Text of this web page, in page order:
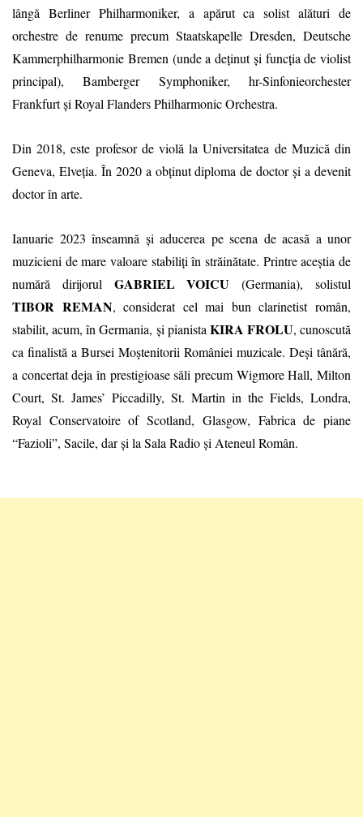
lângă Berliner Philharmoniker, a apărut ca solist alături de
orchestre de renume precum Staatskapelle Dresden, Deutsche
Kammerphilharmonie Bremen (unde a deținut și funcția de violist
principal), Bamberger Symphoniker, hr-Sinfonieorchester
Frankfurt și Royal Flanders Philharmonic Orchestra.
Din 2018, este profesor de violă la Universitatea de Muzică din
Geneva, Elveția. În 2020 a obținut diploma de doctor și a devenit
doctor în arte.
Ianuarie 2023 înseamnă și aducerea pe scena de acasă a unor
muzicieni de mare valoare stabiliți în străinătate. Printre aceștia de
numără dirijorul GABRIEL VOICU (Germania), solistul
TIBOR REMAN, considerat cel mai bun clarinetist român,
stabilit, acum, în Germania, și pianista KIRA FROLU, cunoscută
ca finalistă a Bursei Moștenitorii României muzicale. Deși tânără,
a concertat deja în prestigioase săli precum Wigmore Hall, Milton
Court, St. James’ Piccadilly, St. Martin in the Fields, Londra,
Royal Conservatoire of Scotland, Glasgow, Fabrica de piane
“Fazioli”, Sacile, dar și la Sala Radioși Ateneul Român.